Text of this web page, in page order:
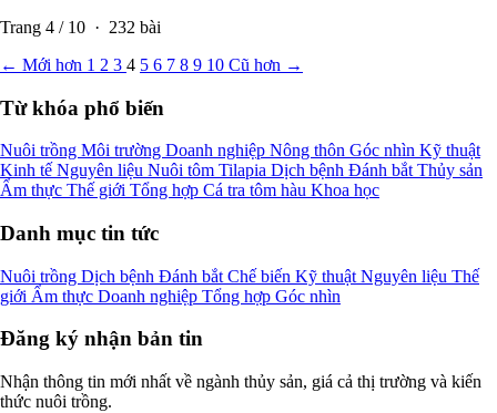
Trang 4 / 10 · 232 bài
← Mới hơn 1 2 3 4 5 6 7 8 9 10 Cũ hơn →
Từ khóa phổ biến
Nuôi trồng Môi trường Doanh nghiệp Nông thôn Góc nhìn Kỹ thuật
Kinh tế Nguyên liệu Nuôi tôm Tilapia Dịch bệnh Đánh bắt Thủy sản
Ẩm thực Thế giới Tổng hợp Cá tra tôm hàu Khoa học
Danh mục tin tức
Nuôi trồng Dịch bệnh Đánh bắt Chế biến Kỹ thuật Nguyên liệu Thế
giới Ẩm thực Doanh nghiệp Tổng hợp Góc nhìn
Đăng ký nhận bản tin
Nhận thông tin mới nhất về ngành thủy sản, giá cả thị trường và kiến
thức nuôi trồng.